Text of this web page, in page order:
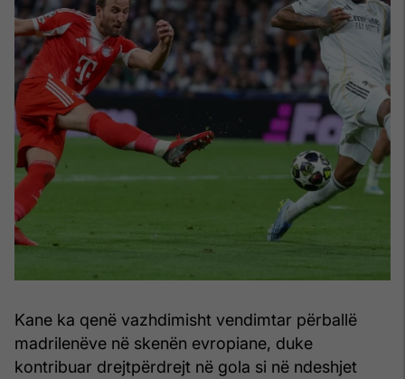
Kane ka qenë vazhdimisht vendimtar përballë
madrilenëve në skenën evropiane, duke
kontribuar drejtpërdrejt në gola si në ndeshjet